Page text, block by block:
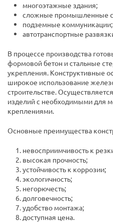
многоэтажные здания;
сложные промышленные
подземные коммуникации;
автотранспортные
В процессе производства
формовой бетон и стальные
укрепления. Конструктивные
широкое использование
строительстве.
изделий с необходимыми для
креплениями.
Основные преимущества
невосприимчивость к
высокая прочность;
устойчивость к коррозии;
экологичность;
негорючесть;
долговечность;
удобство монтажа;
доступная цена.